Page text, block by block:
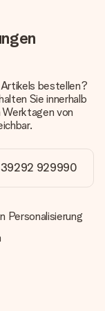
Lieferoptionen
als Paket oder
es als Paket
unseren
Paypal,
Bei einer
Lieferzeit des
nicht
zu
bestellen?
Sie innerhalb
von
929990
Personalisierung